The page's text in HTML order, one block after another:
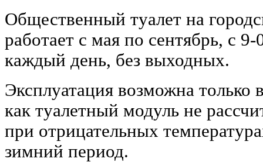
Общественный туалет на
работает с мая по сентябрь, с
каждый день, без выходных.
Эксплуатация возможна только
как туалетный модуль не
при отрицательных
зимний период.